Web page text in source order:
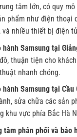
tâm lớn, có quy mô
phẩm như điện thoại
và nhiều thiết bị điện
hành Samsung tại
thuận tiện cho
nhanh chóng.
hành Samsung tại Cầu
sửa chữa các sản
khu vực phía Bắc Hà
tâm phân phối và bảo